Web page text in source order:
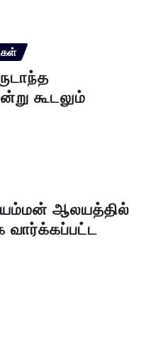
கூடலும்
ஆலயத்தில்
வார்க்கப்பட்ட